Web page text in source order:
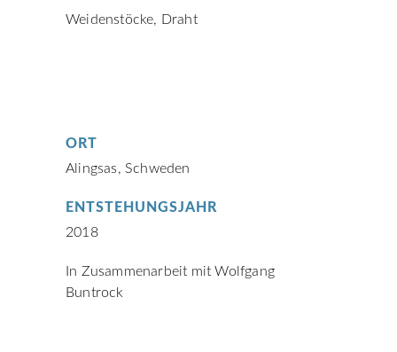
Weidenstöcke, Draht
ORT
Alingsas, Schweden
ENTSTEHUNGSJAHR
2018
In Zusammenarbeit mit Wolfgang
Buntrock